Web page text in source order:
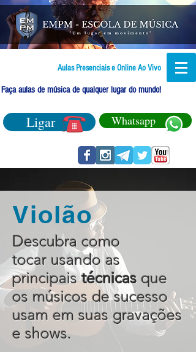
Aulas Presenciais e Online Ao Vivo
Faça aulas de música de qualquer lugar do mundo!
Ligar Whatsapp
Violão
Descubra como
tocar usando as
principaistécnicas que
os músicos de sucesso
usam em suas gravações
e shows.